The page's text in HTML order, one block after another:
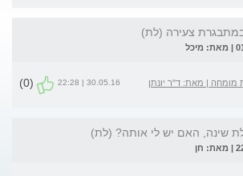
צעירה (לת)
מומחה | מאת: ד"ר יונתן
30.05.16 | 22:28
(0)
שינה, האם יש לי אותה? (לת)